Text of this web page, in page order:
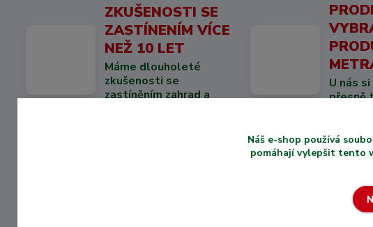
ZKUŠENOSTI SE
ZASTÍNENÍM VÍCE
NEŽ 10 LET
Máme dlouholeté
zkušenosti se
zastíněním zahrad a
U nás
přesně
Náš e-shop používá
pomáhají vylepšit tento